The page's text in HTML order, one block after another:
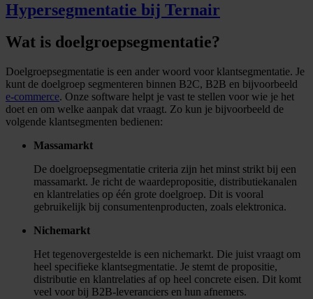
Hypersegmentatie bij Ternair
Wat is doelgroepsegmentatie?
Doelgroepsegmentatie is een ander woord voor klantsegmentatie. Je
kunt de doelgroep segmenteren binnen B2C, B2B en bijvoorbeeld
e-commerce. Onze software helpt je vast te stellen voor wie je het
doet en om welke aanpak dat vraagt. Zo kun je bijvoorbeeld de
volgende klantsegmenten bedienen:
Massamarkt
De doelgroepsegmentatie criteria zijn het minst strikt bij een
massamarkt. Je richt de waardepropositie, distributiekanalen
en klantrelaties op één grote doelgroep. Dit is vooral
gebruikelijk bij consumentenproducten, zoals elektronica.
Nichemarkt
Het tegenovergestelde is een nichemarkt. Die juist vraagt om
heel specifieke klantsegmentatie. Je stemt de propositie,
distributie en klantrelaties af op heel concrete eisen. Dit komt
veel voor bij B2B-leveranciers en hun afnemers.